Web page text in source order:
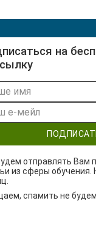
на
отправлять Вам
из сферы обучения.
спамить не